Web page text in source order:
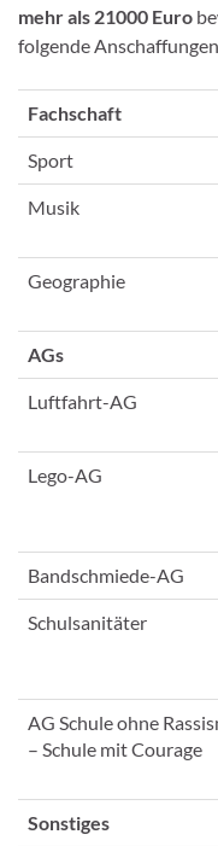
mehr als 21000 Euro
folgende
Fachschaft
Sport
Musik
Geographie
AGs
Luftfahrt-AG
Lego-AG
Bandschmiede-AG
Schulsanitäter
AG Schule ohne
– Schule mit Courage
Sonstiges